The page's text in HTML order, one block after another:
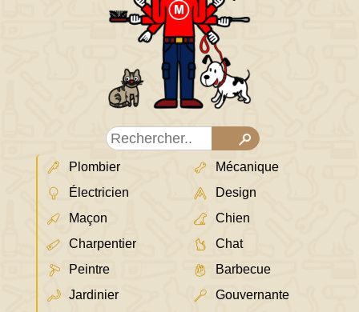
Plombier
Électricien
Maçon
Charpentier
Peintre
Jardinier
Mécanique
Design
Chien
Chat
Barbecue
Gouvernante